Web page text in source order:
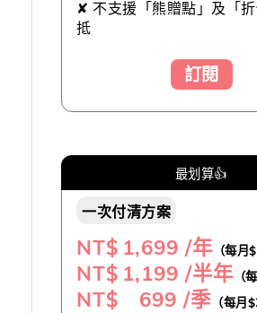
✘ 不支援「熊贈點」及「
抵
訂閱
最划算👍
一次付清方案
NT$ 1,699 /年（每月
NT$ 1,199 /半年（
NT$ 699 /季 （每月